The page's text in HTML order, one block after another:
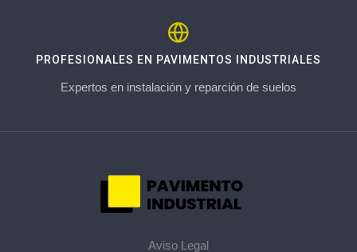
PROFESIONALES EN PAVIMENTOS INDUSTRIALES
Expertos en instalación y reparción de suelos
Aviso Legal